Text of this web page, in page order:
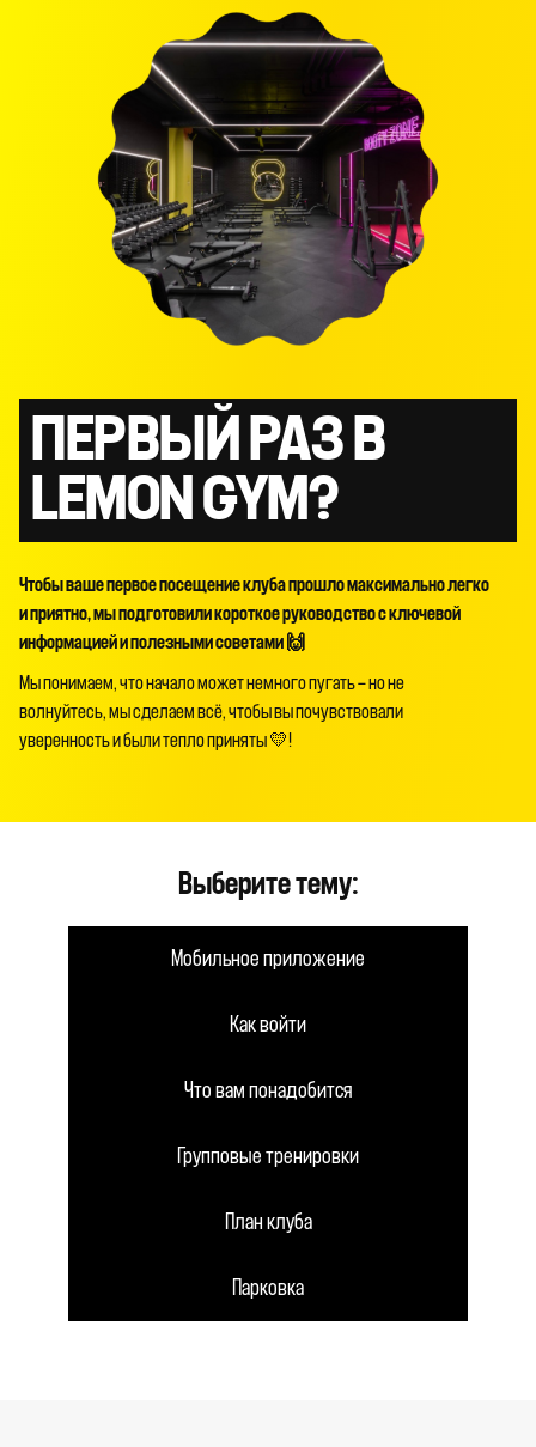
ПЕРВЫЙ РАЗ В
LEMON GYM?
Чтобы ваше первое посещение клуба прошло максимально легко
и приятно, мы подготовили короткое руководство с ключевой
информацией и полезными советами 🙌
Мы понимаем, что начало может немного пугать — но не
волнуйтесь, мы сделаем всё, чтобы вы почувствовали
уверенность и были тепло приняты 💛!
Выберите тему:
Мобильное приложение
Как войти
Что вам понадобится
Групповые тренировки
План клуба
Парковка